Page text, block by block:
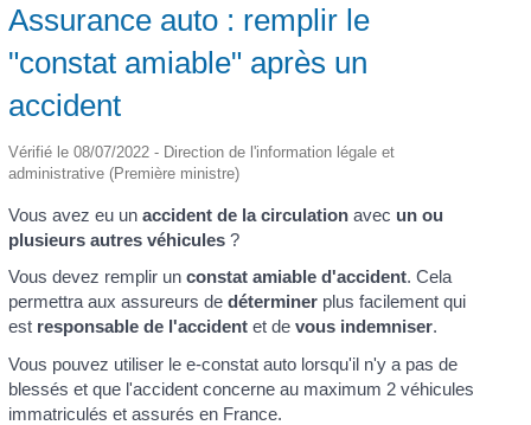
Assurance auto : remplir le
"constat amiable" après un
accident
Vérifié le 08/07/2022 - Direction de l'information légale et
administrative (Première ministre)
Vous avez eu un accident de la circulationavec un ou
plusieurs autres véhicules?
Vous devez remplir un constat amiable d'accident. Cela
permettra aux assureurs de déterminerplus facilement qui
est responsable de l'accident et de vous indemniser.
Vous pouvez utiliser le e-constat auto lorsqu'il n'y a pas de
blessés et que l'accident concerne au maximum 2 véhicules
immatriculés et assurés en France.